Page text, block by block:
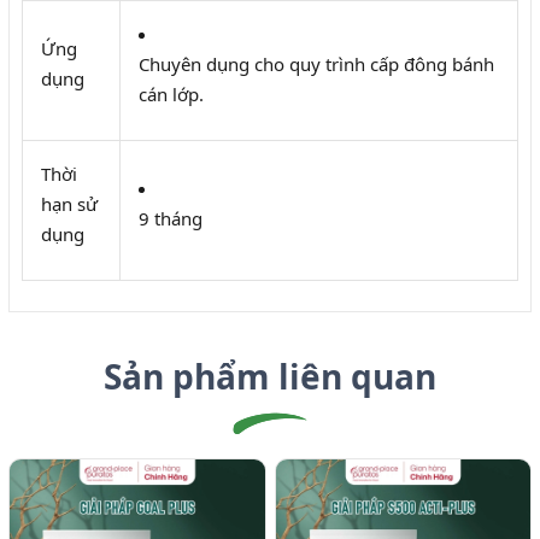
Ứng
dụng
Chuyên dụng cho quy trình cấp đông bánh
cán lớp.
Thời
hạn sử
dụng
9 tháng
Sản phẩm liên quan